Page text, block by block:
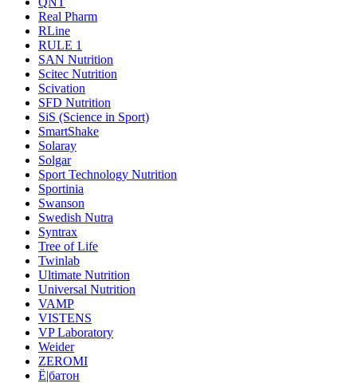
Real Pharm
RLine
RULE 1
SAN Nutrition
Scitec Nutrition
Scivation
SFD Nutrition
SiS (Science in Sport)
SmartShake
Solaray
Solgar
Sport Technology Nutrition
Sportinia
Swanson
Swedish Nutra
Syntrax
Tree of Life
Twinlab
Ultimate Nutrition
Universal Nutrition
VAMP
VISTENS
VP Laboratory
Weider
ZEROMI
Ё|батон